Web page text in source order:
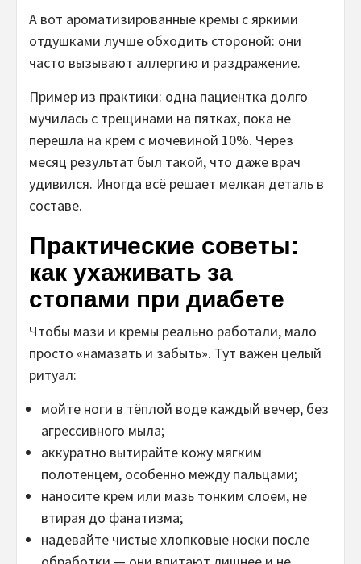
А вот ароматизированные кремы с яркими
отдушками лучше обходить стороной: они
часто вызывают аллергию и раздражение.
Пример из практики: одна пациентка долго
мучилась с трещинами на пятках, пока не
перешла на крем с мочевиной 10%. Через
месяц результат был такой, что даже врач
удивился. Иногда всё решает мелкая деталь в
составе.
Практические советы:
как ухаживать за
стопами при диабете
Чтобы мази и кремы реально работали, мало
просто «намазать и забыть». Тут важен целый
ритуал:
мойте ноги в тёплой воде каждый вечер, без
агрессивного мыла;
аккуратно вытирайте кожу мягким
полотенцем, особенно между пальцами;
наносите крем или мазь тонким слоем, не
втирая до фанатизма;
надевайте чистые хлопковые носки после